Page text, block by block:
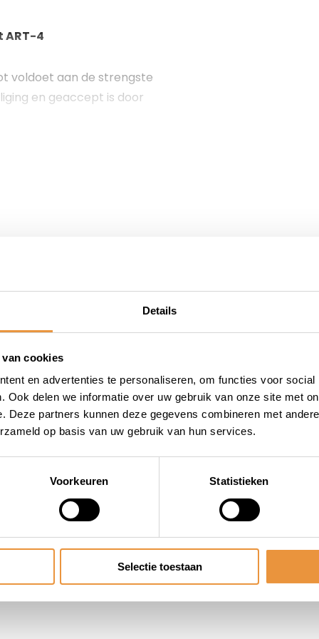
Details
cookies
en advertenties te personaliseren, om functies voor
Ook delen we informatie over uw gebruik van onze site met
Deze partners kunnen deze gegevens combineren met
op basis van uw gebruik van hun services.
Voorkeuren Statistieken
Selectie toestaan
ART-4
voldoet aan de strengste
en geaccept is door
en wordt geleverd
bouw is het slot relatief
een beschermende hoes